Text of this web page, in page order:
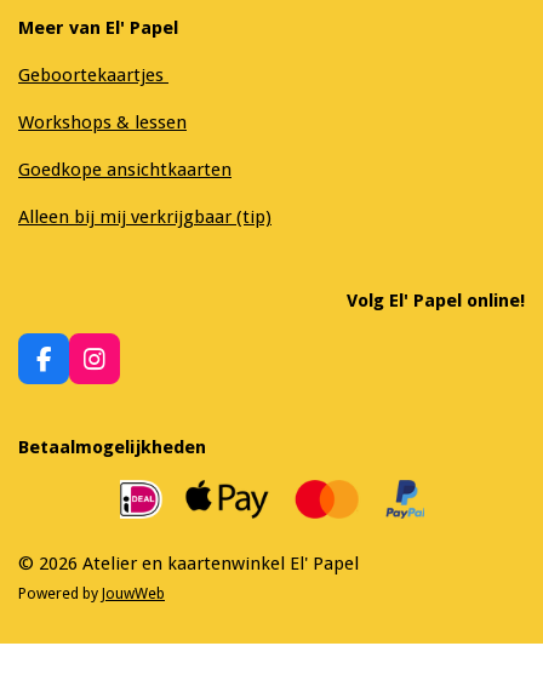
Meer van El' Papel
Geboortekaartjes
Workshops & lessen
Goedkope ansichtkaarten
Alleen bij mij verkrijgbaar (tip)
Volg El' Papel online!
F
a
e
b
I
n
a
m
Betaalmogelijkheden
© 2026 Atelier en kaartenwinkel El' Papel
Powered by JouwWeb